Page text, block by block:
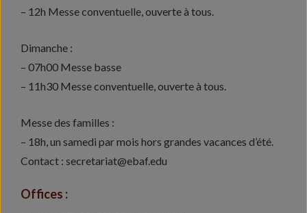
– 12h Messe conventuelle, ouverte à tous.
Dimanche :
– 07h00 Messe basse
– 11h30 Messe conventuelle, ouverte à tous.
Messe des familles :
– 18h, un samedi par mois hors grandes vacances d’été.
Contact : secretariat@ebaf.edu
Offices :